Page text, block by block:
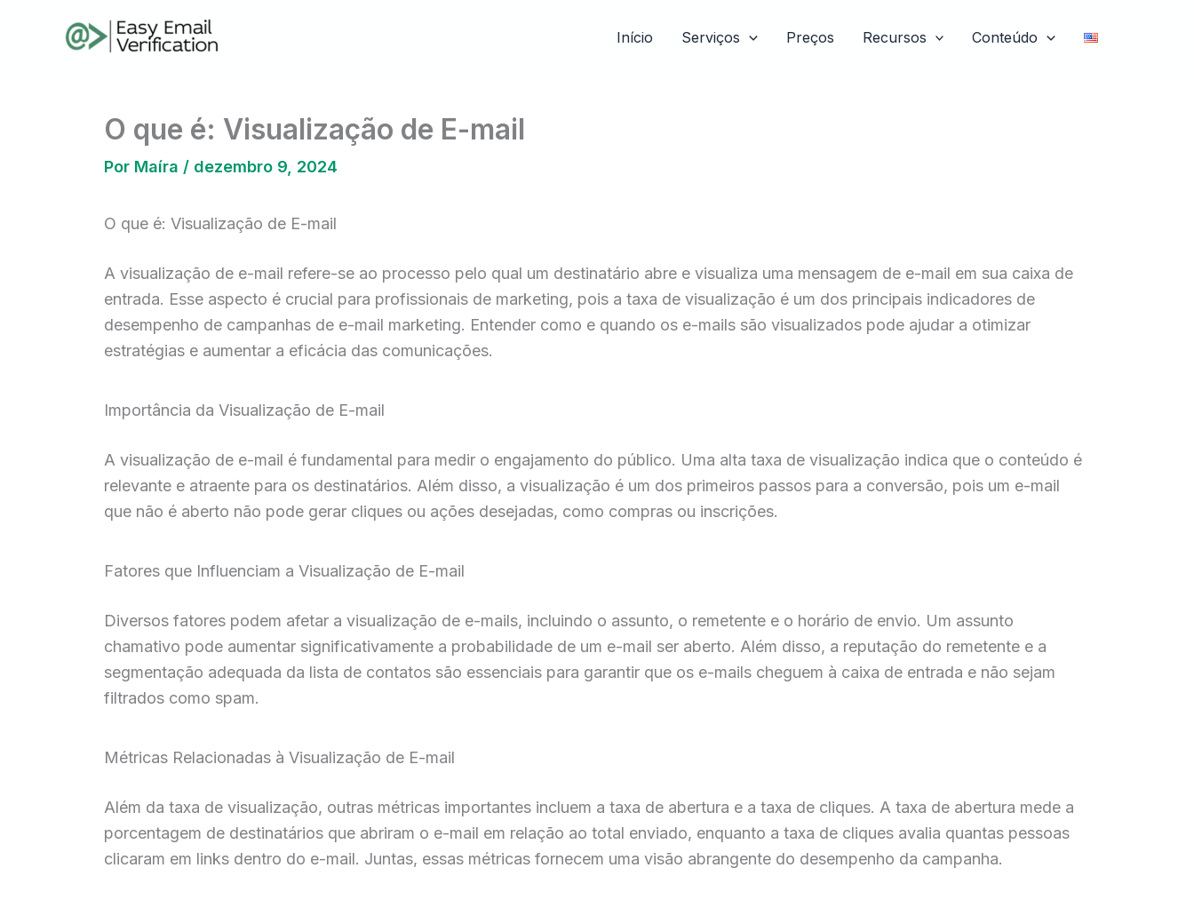
Início Serviços Preços Recursos Conteúdo
O que é: Visualização de E-mail
Por Maíra / dezembro 9, 2024
O que é: Visualização de E-mail
A visualização de e-mail refere-se ao processo pelo qual um destinatário abre e visualiza uma mensagem de e-mail em sua caixa de
entrada. Esse aspecto é crucial para profissionais de marketing, pois a taxa de visualização é um dos principais indicadores de
desempenho de campanhas de e-mail marketing. Entender como e quando os e-mails são visualizados pode ajudar a otimizar
estratégias e aumentar a eficácia das comunicações.
Importância da Visualização de E-mail
A visualização de e-mail é fundamental para medir o engajamento do público. Uma alta taxa de visualização indica que o conteúdo é
relevante e atraente para os destinatários. Além disso, a visualização é um dos primeiros passos para a conversão, pois um e-mail
que não é aberto não pode gerar cliques ou ações desejadas, como compras ou inscrições.
Fatores que Influenciam a Visualização de E-mail
Diversos fatores podem afetar a visualização de e-mails, incluindo o assunto, o remetente e o horário de envio. Um assunto
chamativo pode aumentar significativamente a probabilidade de um e-mail ser aberto. Além disso, a reputação do remetente e a
segmentação adequada da lista de contatos são essenciais para garantir que os e-mails cheguem à caixa de entrada e não sejam
filtrados como spam.
Métricas Relacionadas à Visualização de E-mail
Além da taxa de visualização, outras métricas importantes incluem a taxa de abertura e a taxa de cliques. A taxa de abertura mede a
porcentagem de destinatários que abriram o e-mail em relação ao total enviado, enquanto a taxa de cliques avalia quantas pessoas
clicaram em links dentro do e-mail. Juntas, essas métricas fornecem uma visão abrangente do desempenho da campanha.